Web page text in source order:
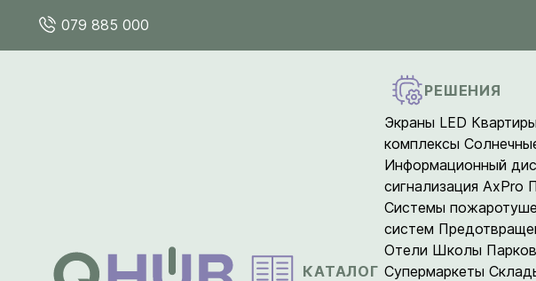
079 885 000
КАТАЛОГ
РЕШЕНИЯ
Экраны LED Квартиры
комплексы
Информационный
сигнализация AxPro
Системы
систем
Отели Школы
Супермаркеты